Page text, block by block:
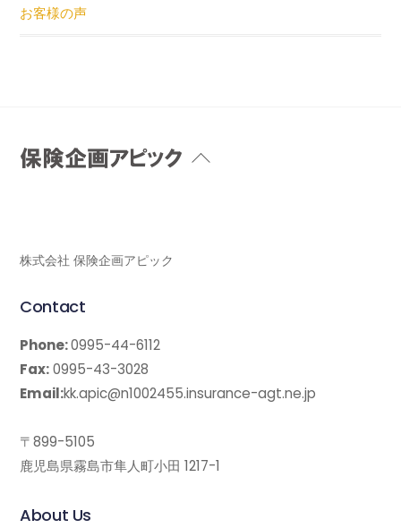
お客様の声
Back
株式会社 保険企画アピック
Contact
Phone:0995-44-6112
Fax:0995-43-3028
Email:kk.apic@n1002455.insurance-agt.ne.jp
〒899-5105
鹿児島県霧島市隼人町小田 1217-1
About Us